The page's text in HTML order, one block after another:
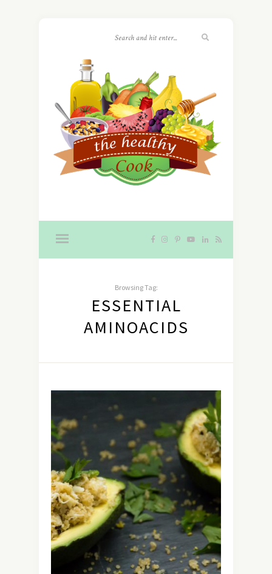
Browsing Tag:
ESSENTIAL
AMINOACIDS